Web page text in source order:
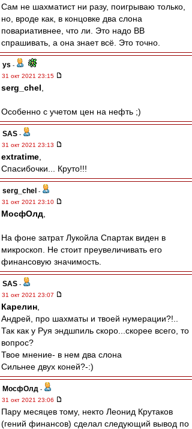
Сам не шахматист ни разу, поигрываю только,
но, вроде как, в концовке два слона
повариативнее, что ли. Это надо ВВ
спрашивать, а она знает всё. Это точно.
ys -
31 окт 2021 23:15
serg_chel
Особенно с учетом цен на нефть ;)
SAS -
31 окт 2021 23:13
extratime
Спасибочки... Круто!!!
serg_chel -
31 окт 2021 23:10
МосфОлд
На фоне затрат Лукойла Спартак виден в
микроскоп. Не стоит преувеличивать его
финансовую значимость.
SAS -
31 окт 2021 23:07
Карелин
Андрей, про шахматы и твоей нумерации?!..
Так как у Руя эндшпиль скоро...скорее всего, то
вопрос?
Твое мнение- в нем два слона
Сильнее двух коней?-:)
МосфОлд -
31 окт 2021 23:06
Пару месяцев тому, некто Леонид Крутаков
(гений финансов) сделал следующий вывод по